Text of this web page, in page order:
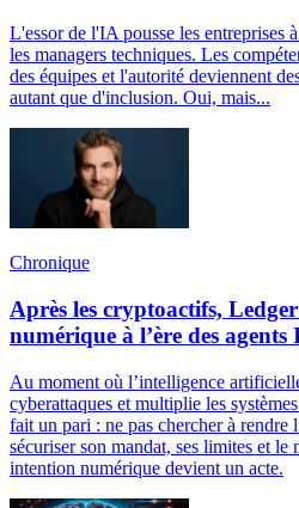
L'essor de l'IA pousse les entreprises
les managers techniques. Les
des équipes et l'autorité deviennent
autant que d'inclusion. Oui, mais...
Chronique
Après les cryptoactifs,
numérique à l’ère des agents
Au moment où l’intelligence
cyberattaques et multiplie les
fait un pari : ne pas chercher à rendre
sécuriser son mandat, ses limites et le
intention numérique devient un acte.